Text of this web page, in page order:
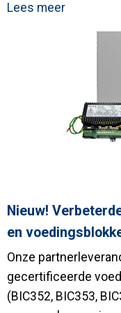
Lees meer
Nieuw!
en
Onze
gecertificeerde
(BIC352, BIC353,